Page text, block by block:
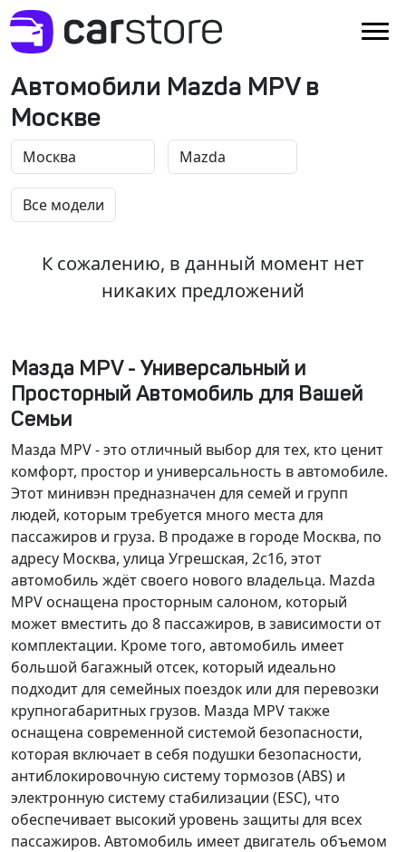
Автомобили Mazda MPV в
Москве
К сожалению, в данный момент нет
никаких предложений
Мазда MPV - Универсальный и
Просторный Автомобиль для Вашей
Семьи
Мазда MPV - это отличный выбор для тех, кто ценит
комфорт, простор и универсальность в автомобиле.
Этот минивэн предназначен для семей и групп
людей, которым требуется много места для
пассажиров и груза. В продаже в городе Москва, по
адресу Москва, улица Угрешская, 2с16, этот
автомобиль ждёт своего нового владельца. Mazda
MPV оснащена просторным салоном, который
может вместить до 8 пассажиров, в зависимости от
комплектации. Кроме того, автомобиль имеет
большой багажный отсек, который идеально
подходит для семейных поездок или для перевозки
крупногабаритных грузов. Мазда MPV также
оснащена современной системой безопасности,
которая включает в себя подушки безопасности,
антиблокировочную систему тормозов (ABS) и
электронную систему стабилизации (ESC), что
обеспечивает высокий уровень защиты для всех
пассажиров. Автомобиль имеетдвигатель объемом